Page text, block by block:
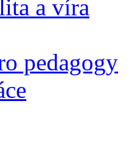
a víra
pedagogy